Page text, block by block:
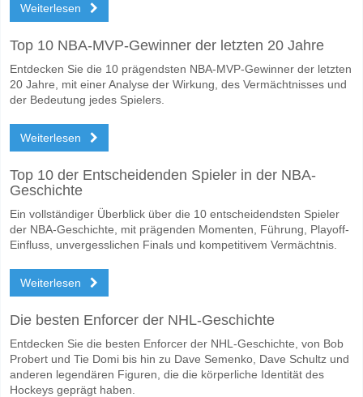
Weiterlesen
Top 10 NBA-MVP-Gewinner der letzten 20 Jahre
Entdecken Sie die 10 prägendsten NBA-MVP-Gewinner der letzten
20 Jahre, mit einer Analyse der Wirkung, des Vermächtnisses und
der Bedeutung jedes Spielers.
Weiterlesen
Top 10 der Entscheidenden Spieler in der NBA-
Geschichte
Ein vollständiger Überblick über die 10 entscheidendsten Spieler
der NBA-Geschichte, mit prägenden Momenten, Führung, Playoff-
Einfluss, unvergesslichen Finals und kompetitivem Vermächtnis.
Weiterlesen
Die besten Enforcer der NHL-Geschichte
Entdecken Sie die besten Enforcer der NHL-Geschichte, von Bob
Probert und Tie Domi bis hin zu Dave Semenko, Dave Schultz und
anderen legendären Figuren, die die körperliche Identität des
Hockeys geprägt haben.